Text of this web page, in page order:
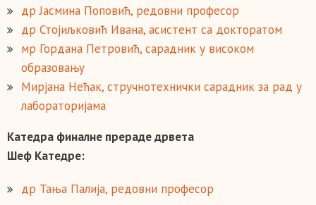
др Јасмина Поповић, редовни професор
др Стојиљковић Ивана, асистент са докторатом
мр Гордана Петровић, сарадник у високом
образовању
Mирјана Нећак, стручнотехнички сарадник за рад у
лабораторијама
Катедра финалне прераде дрвета
Шеф Катедре:
др Тања Палија, редовни професор